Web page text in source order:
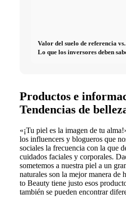
Valor del suelo de referencia
Lo que los inversores deben
Productos e
Tendencias de
«¡Tu piel es la imagen de tu
los influencers y blogueros que
sociales la frecuencia con la que
cuidados faciales y corporales.
sometemos a nuestra piel a un
naturales son la mejor manera de
to Beauty tiene justo esos
también se pueden encontrar